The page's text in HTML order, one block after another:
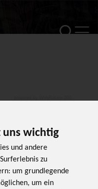
uns wichtig
und andere
zu
um grundlegende
, um ein